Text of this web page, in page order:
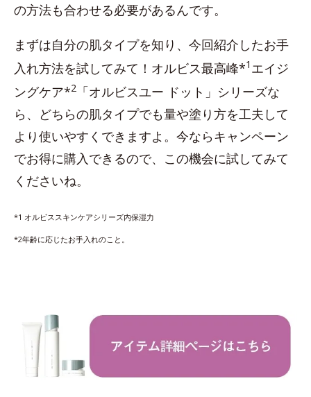
の方法も合わせる必要があるんです。
まずは自分の肌タイプを知り、今回紹介したお手
入れ方法を試してみて！オルビス最高峰*1 エイジ
ングケア*2 「オルビスユー ドット」シリーズな
ら、どちらの肌タイプでも量や塗り方を工夫して
より使いやすくできますよ。今ならキャンペーン
でお得に購入できるので、この機会に試してみて
くださいね。
*1 オルビススキンケアシリーズ内保湿力
*2年齢に応じたお手入れのこと。